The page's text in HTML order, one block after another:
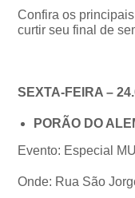
Confira os
curtir seu final de
SEXTA-FEIRA –
PORÃO DO
Evento: Especial
Onde: Rua São